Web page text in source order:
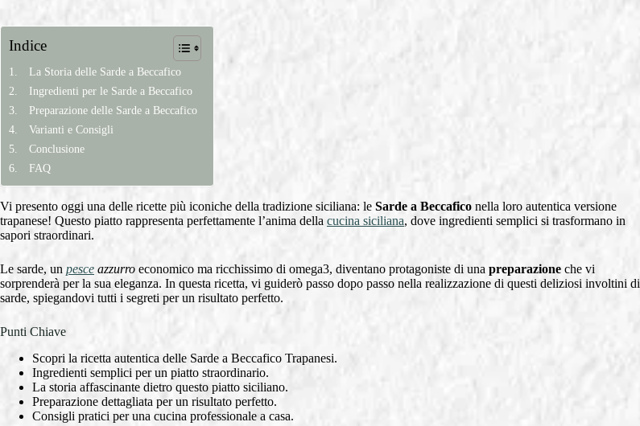
Indice
La Storia delle Sarde a Beccafico
Ingredienti per le Sarde a Beccafico
Preparazione delle Sarde a Beccafico
Varianti e Consigli
Conclusione
FAQ
Vi presento oggi una delle ricette più iconiche della tradizione siciliana: le Sarde a Beccafico nella loro autentica versione
trapanese! Questo piatto rappresenta perfettamente l’anima della cucina siciliana, dove ingredienti semplici si trasformano in
sapori straordinari.
Le sarde, un pesce azzurro economico ma ricchissimo di omega3, diventano protagoniste di una preparazione che vi
sorprenderà per la sua eleganza. In questa ricetta, vi guiderò passo dopo passo nella realizzazione di questi deliziosi involtini di
sarde, spiegandovi tutti i segreti per un risultato perfetto.
Punti Chiave
Scopri la ricetta autentica delle Sarde a Beccafico Trapanesi.
Ingredienti semplici per un piatto straordinario.
La storia affascinante dietro questo piatto siciliano.
Preparazione dettagliata per un risultato perfetto.
Consigli pratici per una cucina professionale a casa.